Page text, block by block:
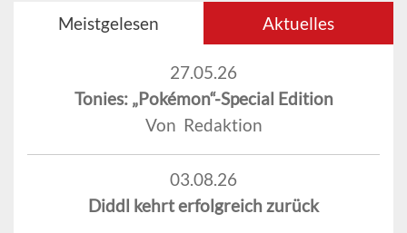
Meistgelesen Aktuelles
27.05.26
Tonies: „Pokémon“-Special Edition
Von Redaktion
03.08.26
Diddl kehrt erfolgreich zurück